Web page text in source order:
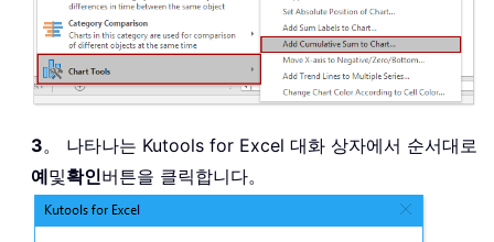
3。 나타나는 Kutools for Excel 대화 상자에서 순서대로
예및확인버튼을 클릭합니다。